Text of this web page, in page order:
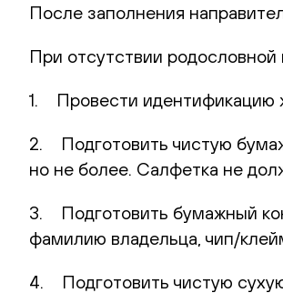
После заполнения
При отсутствии родословной
1. Провести идентификацию
2. Подготовить чистую
но не более. Салфетка не
3. Подготовить бумажный
фамилию владельца, чип/
4. Подготовить чистую